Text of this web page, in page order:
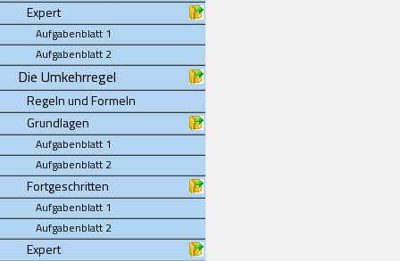
Expert
Aufgabenblatt 1
Aufgabenblatt 2
Die Umkehrregel
Regeln und Formeln
Grundlagen
Aufgabenblatt 1
Aufgabenblatt 2
Fortgeschritten
Aufgabenblatt 1
Aufgabenblatt 2
Expert